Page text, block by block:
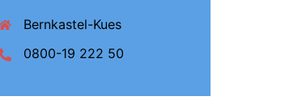
Bernkastel-Kues
0800-19 222 50